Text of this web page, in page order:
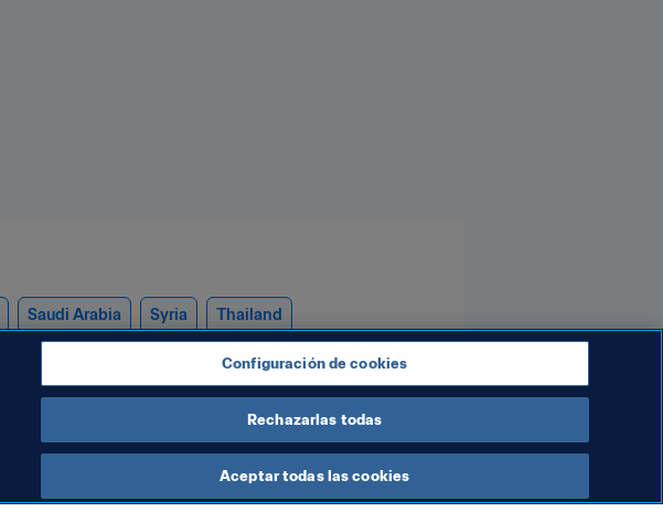
Saudi Arabia Syria Thailand
Configuración de cookies
Rechazarlas todas
Aceptar todas las cookies